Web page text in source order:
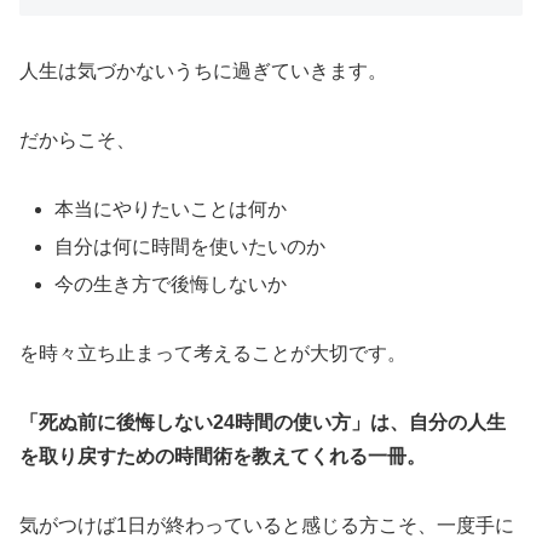
人生は気づかないうちに過ぎていきます。
だからこそ、
本当にやりたいことは何か
自分は何に時間を使いたいのか
今の生き方で後悔しないか
を時々立ち止まって考えることが大切です。
「死ぬ前に後悔しない24時間の使い方」は、自分の人生
を取り戻すための時間術を教えてくれる一冊。
気がつけば1日が終わっていると感じる方こそ、一度手に